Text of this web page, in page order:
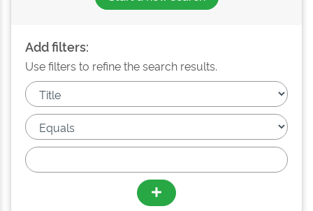
Add filters:
Use filters to refine the search results.